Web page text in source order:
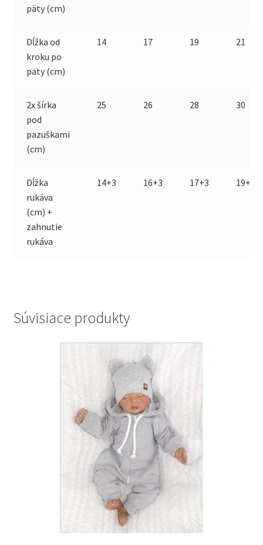
päty (cm)
Dĺžka od
kroku po
päty (cm)
14 17 19 21
2x šírka
pod
pazuškami
(cm)
25 26 28 30
Dĺžka
rukáva
(cm) +
zahnutie
rukáva
14+3 16+3 17+3 19+3
Súvisiace produkty